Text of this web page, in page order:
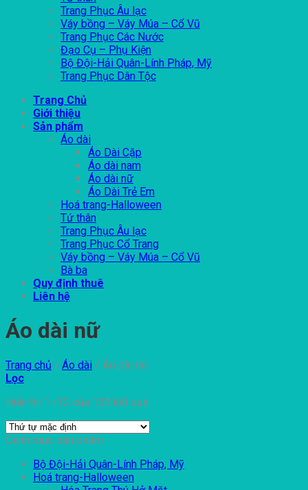
Trang Phục Âu lạc
Váy bồng – Váy Múa – Cổ Vũ
Trang Phục Các Nước
Đạo Cụ – Phụ Kiện
Bộ Đội-Hải Quân-Lính Pháp, Mỹ
Trang Phục Dân Tộc
Trang Chủ
Giới thiệu
Sản phẩm
Áo dài
Áo Dài Cặp
Áo dài nam
Áo dài nữ
Áo Dài Trẻ Em
Hoá trang-Halloween
Tứ thân
Trang Phục Âu lạc
Trang Phục Cổ Trang
Váy bồng – Váy Múa – Cổ Vũ
Bà ba
Quy định thuê
Liên hệ
Áo dài nữ
Trang chủ / Áo dài / Áo dài nữ
Lọc
Hiển thị 1–12 của 125 kết quả
Danh mục sản phẩm
Bộ Đội-Hải Quân-Lính Pháp, Mỹ
Hoá trang-Halloween